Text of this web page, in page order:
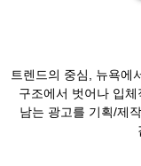
트렌드의 중심, 뉴욕에
구조에서 벗어나 입
남는 광고를 기획/제